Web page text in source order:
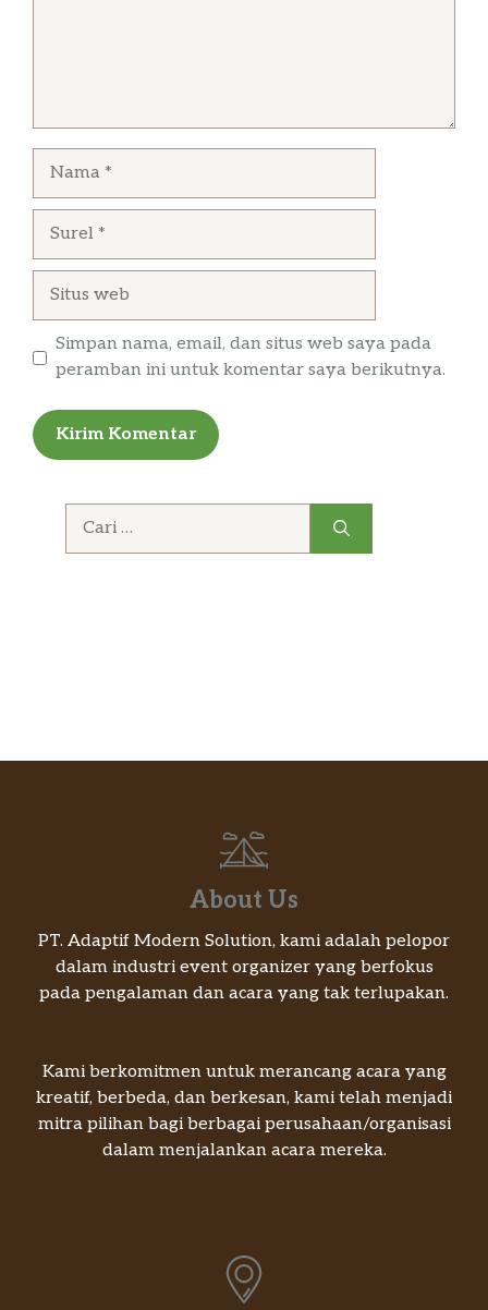
Simpan nama, email, dan situs web saya pada
peramban ini untuk komentar saya berikutnya.
About Us
PT. Adaptif Modern Solution, kami adalah pelopor
dalam industri event organizer yang berfokus
pada pengalaman dan acara yang tak terlupakan.
Kami berkomitmen untuk merancang acara yang
kreatif, berbeda, dan berkesan, kami telah menjadi
mitra pilihan bagi berbagai perusahaan/organisasi
dalam menjalankan acara mereka.